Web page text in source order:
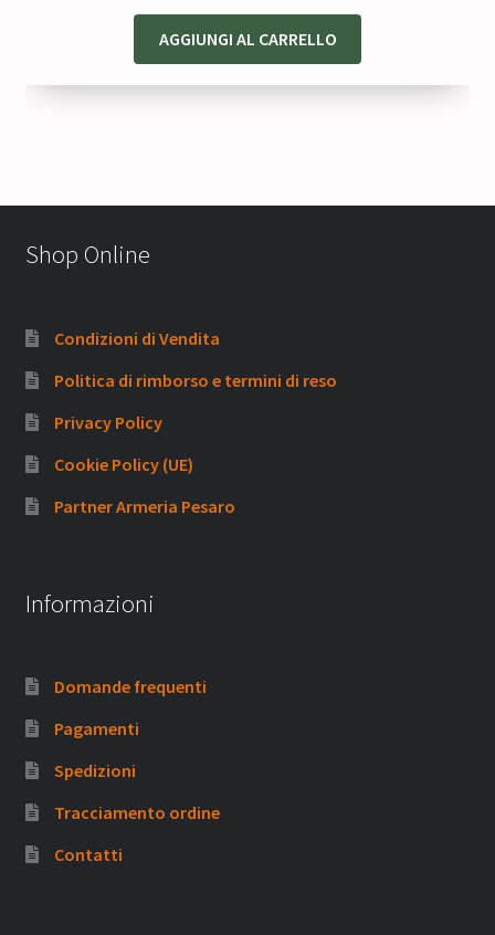
originale
era:
attuale
è:
AGGIUNGI AL CARRELLO
Shop Online
Condizioni di Vendita
Politica di rimborso e termini di reso
Privacy Policy
Cookie Policy (UE)
Partner Armeria Pesaro
Informazioni
Domande frequenti
Pagamenti
Spedizioni
Tracciamento ordine
Contatti